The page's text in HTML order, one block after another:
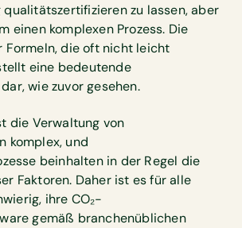
qualitätszertifizieren zu lassen, aber
einen komplexen Prozess. Die
Formeln, die oft nicht leicht
eine bedeutende
wie zuvor gesehen.
die Verwaltung von
komplex, und
beinhalten in der Regel die
Faktoren. Daher ist es für alle
ihre CO₂-
gemäß branchenüblichen